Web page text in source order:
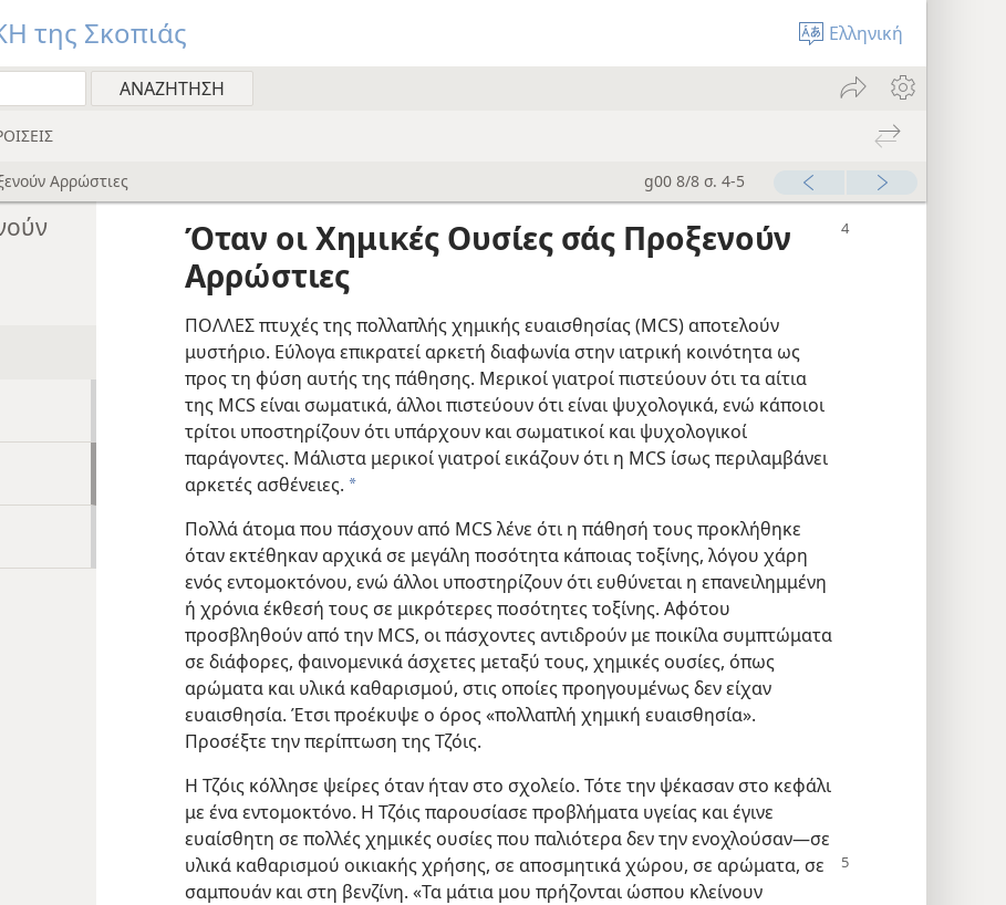
της Σκοπιάς Ελληνική
Αρρώστιες g00 8/8 σ. 4-5
Όταν οι Χημικές Ουσίες σάς Προξενούν
Αρρώστιες
ΠΟΛΛΕΣ πτυχές της πολλαπλής χημικής ευαισθησίας (MCS) αποτελούν
μυστήριο. Εύλογα επικρατεί αρκετή διαφωνία στην ιατρική κοινότητα ως
προς τη φύση αυτής της πάθησης. Μερικοί γιατροί πιστεύουν ότι τα αίτια
της MCS είναι σωματικά, άλλοι πιστεύουν ότι είναι ψυχολογικά, ενώ κάποιοι
τρίτοι υποστηρίζουν ότι υπάρχουν και σωματικοί και ψυχολογικοί
παράγοντες. Μάλιστα μερικοί γιατροί εικάζουν ότι η MCS ίσως περιλαμβάνει
αρκετές ασθένειες. a
Πολλά άτομα που πάσχουν από MCS λένε ότι η πάθησή τους προκλήθηκε
όταν εκτέθηκαν αρχικά σε μεγάλη ποσότητα κάποιας τοξίνης, λόγου χάρη
ενός εντομοκτόνου, ενώ άλλοι υποστηρίζουν ότι ευθύνεται η επανειλημμένη
ή χρόνια έκθεσή τους σε μικρότερες ποσότητες τοξίνης. Αφότου
προσβληθούν από την MCS, οι πάσχοντες αντιδρούν με ποικίλα συμπτώματα
σε διάφορες, φαινομενικά άσχετες μεταξύ τους, χημικές ουσίες, όπως
αρώματα και υλικά καθαρισμού, στις οποίες προηγουμένως δεν είχαν
ευαισθησία. Έτσι προέκυψε ο όρος «πολλαπλή χημική ευαισθησία».
Προσέξτε την περίπτωση της Τζόις.
Η Τζόις κόλλησε ψείρες όταν ήταν στο σχολείο. Τότε την ψέκασαν στο κεφάλι
με ένα εντομοκτόνο. Η Τζόις παρουσίασε προβλήματα υγείας και έγινε
ευαίσθητη σε πολλές χημικές ουσίες που παλιότερα δεν την ενοχλούσαν​—σε
υλικά καθαρισμού οικιακής χρήσης, σε αποσμητικά χώρου, σε αρώματα, σε
σαμπουάν και στη βενζίνη. «Τα μάτια μου πρήζονται ώσπου κλείνουν